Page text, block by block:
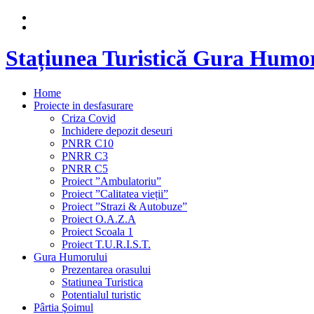
Stațiunea Turistică Gura
Home
Proiecte in desfasurare
Criza Covid
Inchidere depozit deseuri
PNRR C10
PNRR C3
PNRR C5
Proiect ”Ambulatoriu”
Proiect ”Calitatea vieții”
Proiect ”Strazi & Autobuze”
Proiect O.A.Z.A
Proiect Scoala 1
Proiect T.U.R.I.S.T.
Gura Humorului
Prezentarea orasului
Statiunea Turistica
Potentialul turistic
Pârtia Şoimul